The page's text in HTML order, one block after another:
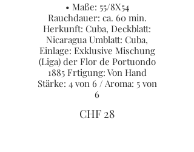
• Maße: 55/8X54
Rauchdauer: ca. 60 min.
Herkunft: Cuba, Deckblatt:
Nicaragua Umblatt: Cuba,
Einlage: Exklusive Mischung
(Liga) der Flor de Portuondo
1885 Frtigung: Von Hand
Stärke: 4 von 6 / Aroma: 5 von
6
CHF 28